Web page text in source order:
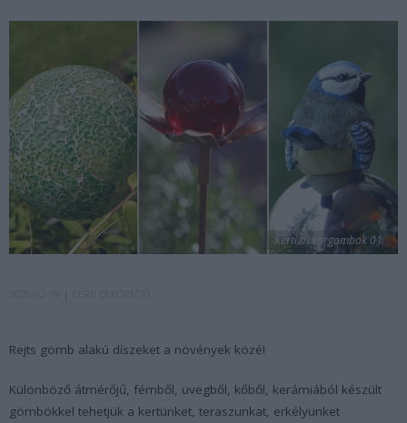
kerti dekorgombok 01
Rejts gömb alakú díszeket a növények közé!
Különböző átmérőjű, fémből, üvegből, kőből, kerámiából készült
gömbökkel tehetjük a kertünket, teraszunkat, erkélyünket